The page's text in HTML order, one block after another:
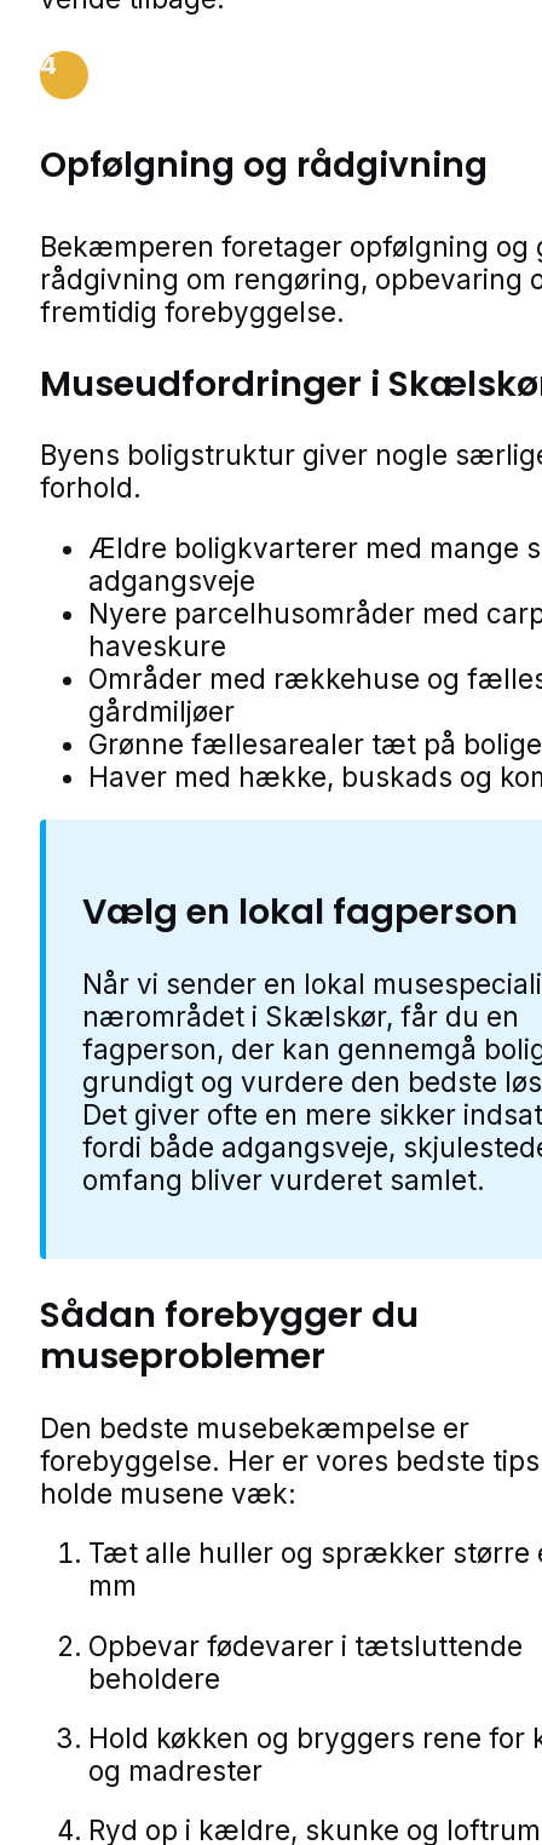
4
Opfølgning og rådgivning
Bekæmperen foretager opfølgning og
rådgivning om rengøring, opbevaring
fremtidig forebyggelse.
Museudfordringer i
Byens boligstruktur giver nogle
forhold.
Ældre boligkvarterer med mange
adgangsveje
Nyere parcelhusområder med
haveskure
Områder med rækkehuse og
gårdmiljøer
Grønne fællesarealer tæt på
Haver med hække, buskads og
Vælg en lokal fagperson
Når vi sender en lokal
nærområdet i Skælskør, får du en
fagperson, der kan gennemgå
grundigt og vurdere den bedste
Det giver ofte en mere sikker
fordi både adgangsveje,
omfang bliver vurderet samlet.
Sådan forebygger du
museproblemer
Den bedste musebekæmpelse er
forebyggelse. Her er vores bedste
holde musene væk:
Tæt alle huller og sprækker større
mm
Opbevar fødevarer i tætsluttende
beholdere
Hold køkken og bryggers rene for
og madrester
Ryd op i kældre, skunke og loftrum